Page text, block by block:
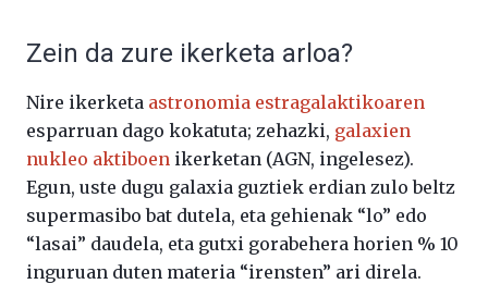
Zein da zure ikerketa arloa?
Nire ikerketa astronomia estragalaktikoaren
esparruan dago kokatuta; zehazki, galaxien
nukleo aktiboen ikerketan (AGN, ingelesez).
Egun, uste dugu galaxia guztiek erdian zulo beltz
supermasibo bat dutela, eta gehienak “lo” edo
“lasai” daudela, eta gutxi gorabehera horien % 10
inguruan duten materia “irensten” ari direla.